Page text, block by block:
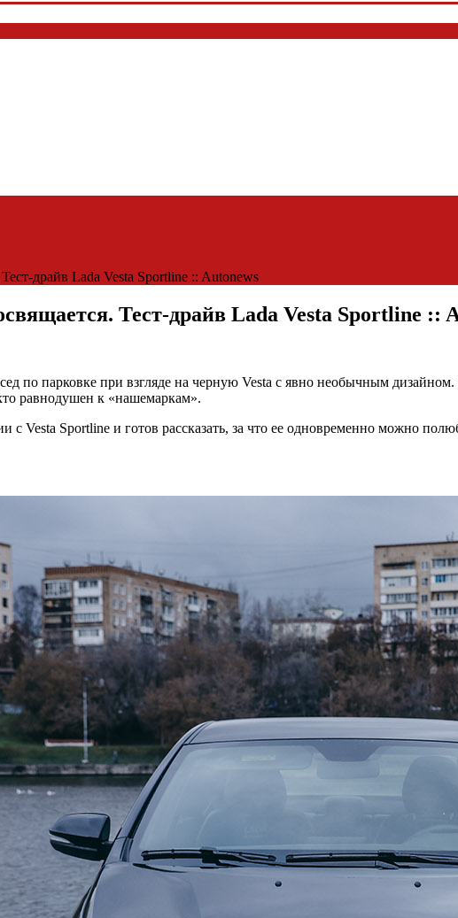
драйв Lada Vesta Sportline :: Autonews
Тест-драйв Lada Vesta Sportline ::
по парковке при взгляде на черную Vesta с явно необычным
равнодушен к «нашемаркам».
с Vesta Sportline и готов рассказать, за что ее одновременно можно